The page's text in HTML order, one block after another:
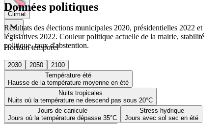
Climat
Horizon temporel
2030 2050
2100
Température été
Hausse de la température moyenne en été
Nuits tropicales
Nuits où la température ne descend pas sous 20°C
Jours de canicule
Jours où la température dépasse 35°C
Stress hydrique
Jours avec sol sec en été
Données politiques
Résultats des élections municipales 2020, présidentielles 2022 et
législatives 2022. Couleur politique actuelle de la mairie, stabilité
politique, taux d'abstention.